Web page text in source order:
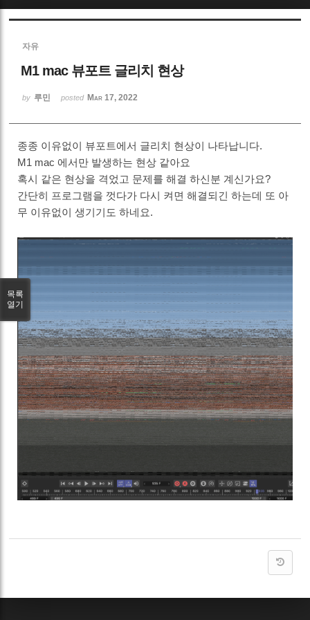
자유
M1 mac 뷰포트 글리치 현상
by 루민 posted Mar 17, 2022
종종 이유없이 뷰포트에서 글리치 현상이 나타납니다.
M1 mac 에서만 발생하는 현상 같아요
혹시 같은 현상을 격었고 문제를 해결 하신분 계신가요?
간단히 프로그램을 껏다가 다시 켜면 해결되긴 하는데 또 아
무 이유없이 생기기도 하네요.
목록
열기
Sketchbook5, 스케치북5
Sketchbook5, 스케치북5